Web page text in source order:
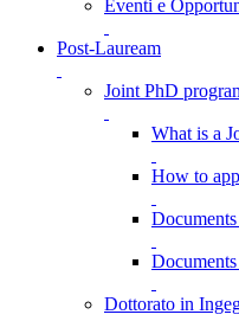
Eventi e
Post-Lauream
Joint PhD
What is a
How to
Dottorato in